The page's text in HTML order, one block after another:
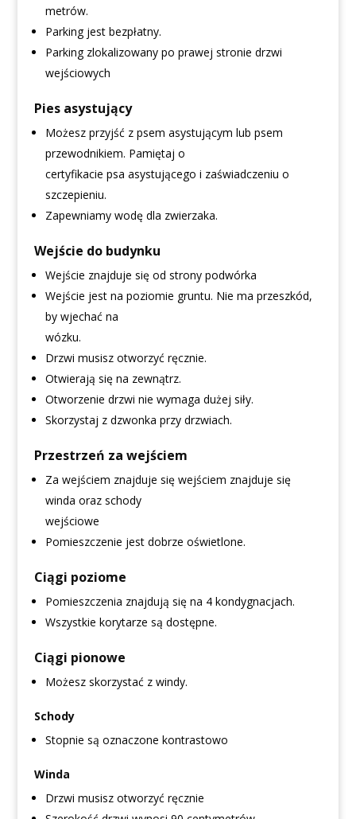
metrów.
Parking jest bezpłatny.
Parking zlokalizowany po prawej stronie drzwi
wejściowych
Pies asystujący
Możesz przyjść z psem asystującym lub psem
przewodnikiem. Pamiętaj o
certyfikacie psa asystującego i zaświadczeniu o
szczepieniu.
Zapewniamy wodę dla zwierzaka.
Wejście do budynku
Wejście znajduje się od strony podwórka
Wejście jest na poziomie gruntu. Nie ma przeszkód,
by wjechać na
wózku.
Drzwi musisz otworzyć ręcznie.
Otwierają się na zewnątrz.
Otworzenie drzwi nie wymaga dużej siły.
Skorzystaj z dzwonka przy drzwiach.
Przestrzeń za wejściem
Za wejściem znajduje się wejściem znajduje się
winda oraz schody
wejściowe
Pomieszczenie jest dobrze oświetlone.
Ciągi poziome
Pomieszczenia znajdują się na 4 kondygnacjach.
Wszystkie korytarze są dostępne.
Ciągi pionowe
Możesz skorzystać z windy.
Schody
Stopnie są oznaczone kontrastowo
Winda
Drzwi musisz otworzyć ręcznie